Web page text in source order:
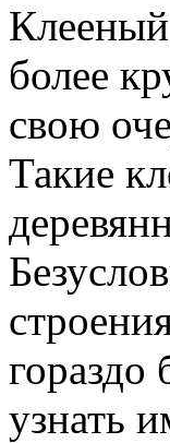
Клееный
более
свою
Такие
узнать